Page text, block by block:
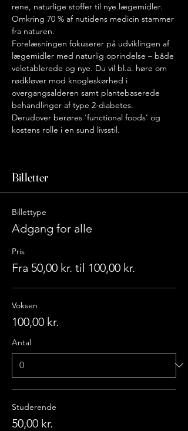
rene, naturlige stoffer til nye lægemidler.
Omkring 70 % af nutidens medicin stammer
fra naturen.
Forelæsningen fokuserer på udviklingen af
lægemidler med naturlig oprindelse – både
veletablerede og nye. Du vil bl.a. høre om
rødkløver mod knogleskørhed i
overgangsalderen samt plantebaserede
behandlinger af type 2-diabetes.
Derudover berøres ‘functional foods’ og
kostens rolle i en sund livsstil.
Billetter
Billettype
Adgang for alle
Pris
Fra 50,00 kr. til 100,00 kr.
Voksen
100,00 kr.
Antal
Studerende
50,00 kr.